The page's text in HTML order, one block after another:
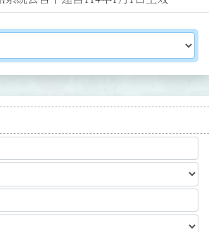
容